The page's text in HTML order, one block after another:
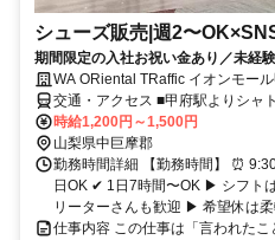
シューズ販売|週2〜
期間限定の入社お祝い金あり／未経
WA ORiental TRaffic イオンモー
交通・アクセス ■甲府駅よりシャ
■甲府昭和ICから車で7分
時給1,200円～1,500円
山梨県中巨摩郡
勤務時間詳細 【勤務時間】 ⏰
日OK ✔ 1日7時間〜OK ▶ シフト
リーターさんも歓迎 ▶ 希望休は
仕事内容 この仕事は「言われた